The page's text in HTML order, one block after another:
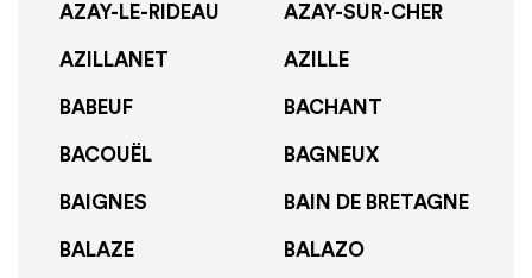
AZAY-LE-RIDEAU AZAY-SUR-CHER
AZILLANET AZILLE
BABEUF BACHANT
BACOUËL BAGNEUX
BAIGNES BAIN DE BRETAGNE
BALAZE BALAZO